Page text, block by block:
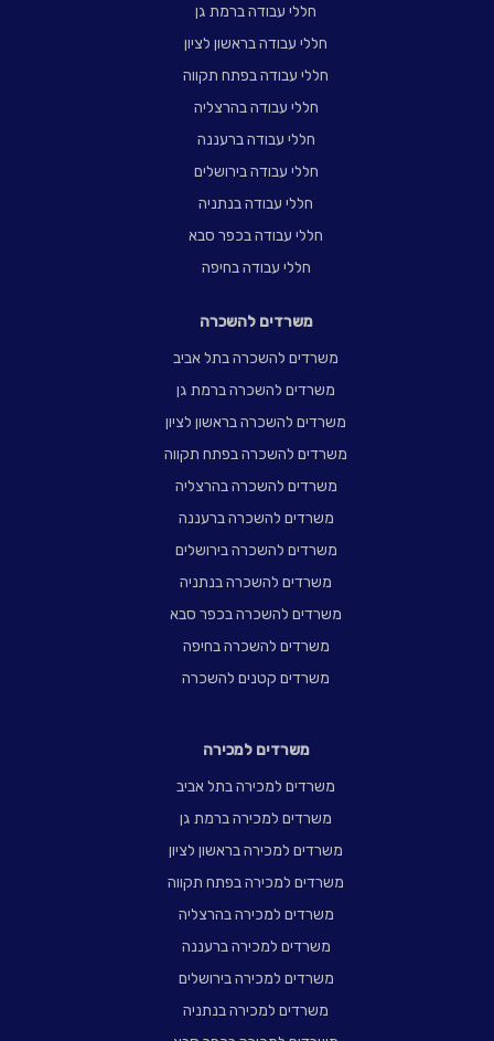
חללי עבודה ברמת גן
חללי עבודה בראשון לציון
חללי עבודה בפתח תקווה
חללי עבודה בהרצליה
חללי עבודה ברעננה
חללי עבודה בירושלים
חללי עבודה בנתניה
חללי עבודה בכפר סבא
חללי עבודה בחיפה
משרדים להשכרה
משרדים להשכרה בתל אביב
משרדים להשכרה ברמת גן
משרדים להשכרה בראשון לציון
משרדים להשכרה בפתח תקווה
משרדים להשכרה בהרצליה
משרדים להשכרה ברעננה
משרדים להשכרה בירושלים
משרדים להשכרה בנתניה
משרדים להשכרה בכפר סבא
משרדים להשכרה בחיפה
משרדים קטנים להשכרה
משרדים למכירה
משרדים למכירה בתל אביב
משרדים למכירה ברמת גן
משרדים למכירה בראשון לציון
משרדים למכירה בפתח תקווה
משרדים למכירה בהרצליה
משרדים למכירה ברעננה
משרדים למכירה בירושלים
משרדים למכירה בנתניה